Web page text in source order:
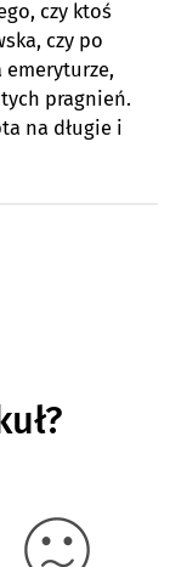
czy ktoś
czy po
emeryturze,
pragnień.
na długie i